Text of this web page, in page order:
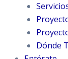
Dónde